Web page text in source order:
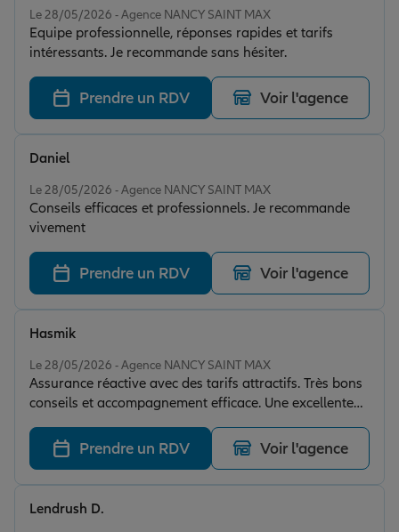
Le 28/05/2026 - Agence NANCY SAINT MAX
Equipe professionnelle, réponses rapides et tarifs
intéressants. Je recommande sans hésiter.
Prendre un RDV Voir l'agence
Le 28/05/2026 - Agence NANCY SAINT MAX
Conseils efficaces et professionnels. Je recommande
vivement
Daniel
Prendre un RDV Voir l'agence
Le 28/05/2026 - Agence NANCY SAINT MAX
Assurance réactive avec des tarifs attractifs. Très bons
conseils et accompagnement efficace. Une excellente
expérience! Je recommande vivement!
Hasmik
Prendre un RDV Voir l'agence
Lendrush D.